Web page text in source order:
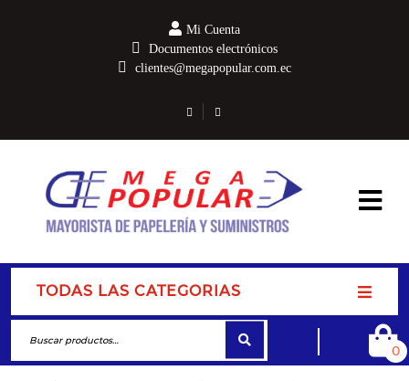
Mi Cuenta
Documentos electrónicos
clientes@megapopular.com.ec
TODAS LAS CATEGORIAS
0